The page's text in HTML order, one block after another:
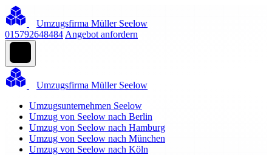
Umzugsfirma Müller Seelow
015792648484 Angebot anfordern
Umzugsfirma Müller Seelow
Umzugsunternehmen Seelow
Umzug von Seelow nach Berlin
Umzug von Seelow nach Hamburg
Umzug von Seelow nach München
Umzug von Seelow nach Köln